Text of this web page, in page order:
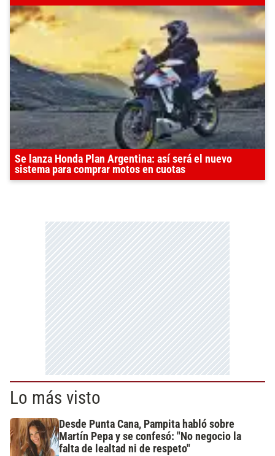
Se lanza Honda Plan Argentina: así será el nuevo
sistema para comprar motos en cuotas
Lo más visto
Desde Punta Cana, Pampita habló sobre
Martín Pepa y se confesó: "No negocio la
falta de lealtad ni de respeto"